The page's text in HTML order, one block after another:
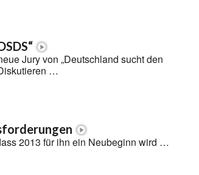
Jury von „Deutschland sucht den
…
2013 für ihn ein Neubeginn wird …